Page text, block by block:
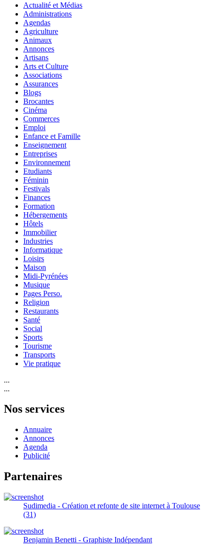
Actualité et Médias
Administrations
Agendas
Agriculture
Animaux
Annonces
Artisans
Arts et Culture
Associations
Assurances
Blogs
Brocantes
Cinéma
Commerces
Emploi
Enfance et Famille
Enseignement
Entreprises
Environnement
Etudiants
Féminin
Festivals
Finances
Formation
Hébergements
Hôtels
Immobilier
Industries
Informatique
Loisirs
Maison
Midi-Pyrénées
Musique
Pages Perso.
Religion
Restaurants
Santé
Social
Sports
Tourisme
Transports
Vie pratique
...
...
Nos services
Annuaire
Annonces
Agenda
Publicité
Partenaires
Sudimedia - Création et refonte de site internet à Toulouse
(31)
Benjamin Benetti - Graphiste Indépendant